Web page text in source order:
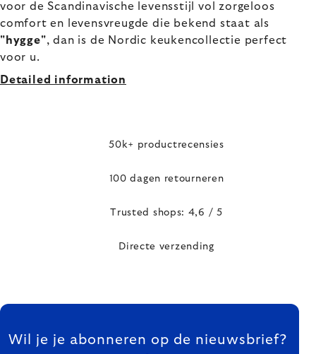
voor de Scandinavische levensstijl vol zorgeloos
comfort en levensvreugde die bekend staat als
"hygge", dan is de Nordic keukencollectie perfect
voor u.
Detailed information
50k+ productrecensies
100 dagen retourneren
Trusted shops: 4,6 / 5
Directe verzending
FOOTER
Wil je je abonneren op de nieuwsbrief?